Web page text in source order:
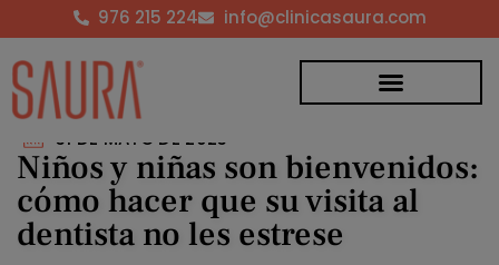
976 215 224 info@clinicasaura.com
31 DE MAYO DE 2023
Niños y niñas son bienvenidos:
cómo hacer que su visita al
dentista no les estrese